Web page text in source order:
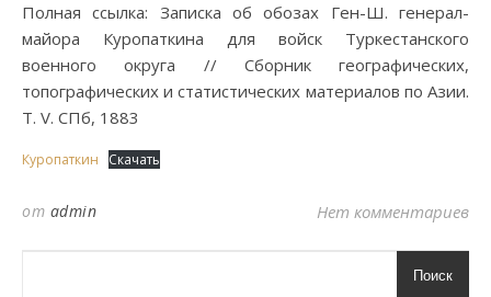
Полная ссылка: Записка об обозах Ген-Ш. генерал-
майора Куропаткина для войск Туркестанского
военного округа // Сборник географических,
топографических и статистических материалов по Азии.
Т. V. СПб, 1883
Куропаткин Скачать
от admin Нет комментариев
Поиск